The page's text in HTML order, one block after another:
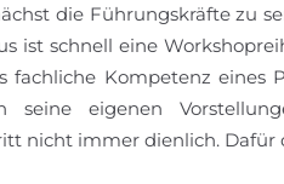
die Führungskräfte zu
ist schnell eine
fachliche Kompetenz
seine eigenen
nicht immer dienlich. Dafür